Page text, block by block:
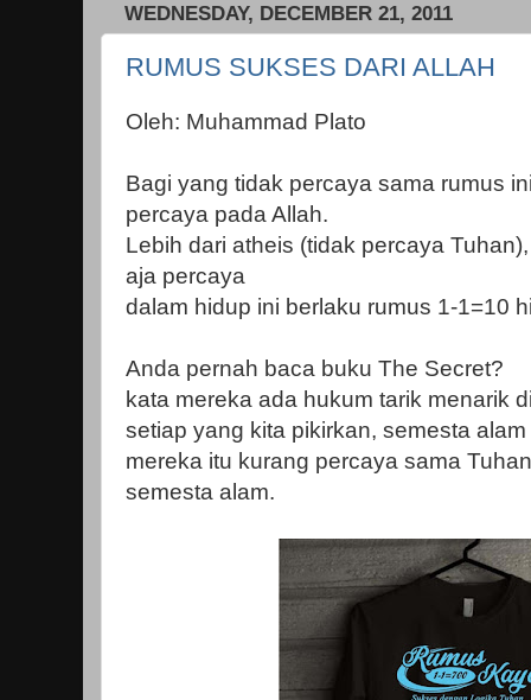
WEDNESDAY, DECEMBER 21, 2011
RUMUS SUKSES DARI ALLAH
Oleh: Muhammad Plato
Bagi yang tidak percaya sama rumus
percaya pada Allah.
Lebih dari atheis (tidak percaya
aja percaya
dalam hidup ini berlaku rumus 1-1=10
Anda pernah baca buku The Secret?
kata mereka ada hukum tarik menarik
setiap yang kita pikirkan, semesta
mereka itu kurang percaya sama
semesta alam.